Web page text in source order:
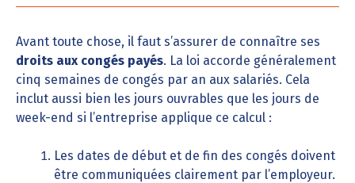
Avant toute chose, il faut s’assurer de connaître ses
droits aux congés payés. La loi accorde généralement
cinq semaines de congés par an aux salariés. Cela
inclut aussi bien les jours ouvrables que les jours de
week-end si l’entreprise applique ce calcul :
Les dates de début et de fin des congés doivent
être communiquées clairement par l’employeur.